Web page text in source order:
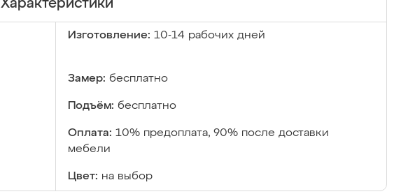
Характеристики
Изготовление: 10-14 рабочих дней
Замер: бесплатно
Подъём: бесплатно
Оплата: 10% предоплата, 90% после доставки
мебели
Цвет: на выбор